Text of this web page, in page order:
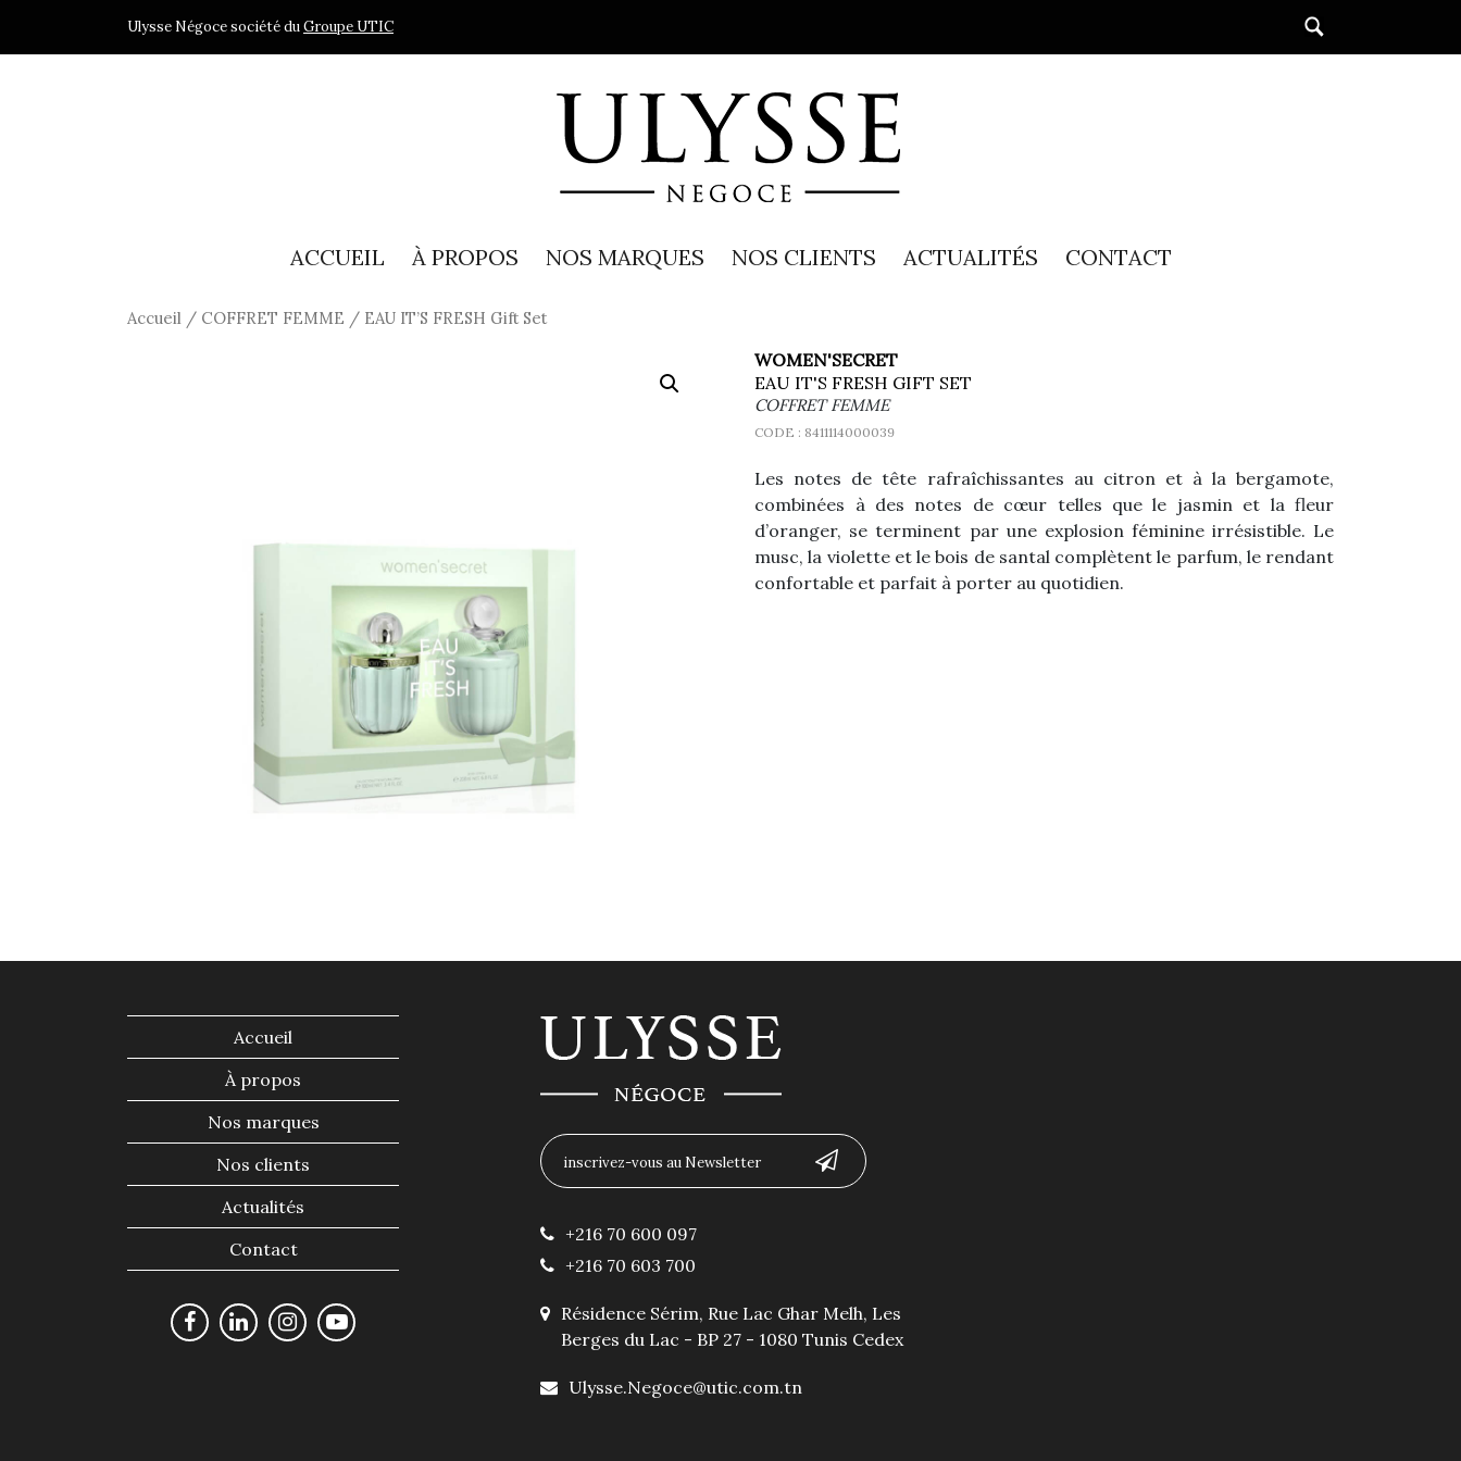
Ulysse Négoce société duGroupe UTIC
ACCUEIL À PROPOS NOS MARQUES NOS CLIENTS ACTUALITÉS CONTACT
Accueil / COFFRET FEMME / EAU IT’S FRESH Gift Set
EAU IT'S FRESH GIFT SET
CODE : 8411114000039
WOMEN'SECRET
COFFRET FEMME
Les notes de tête rafraîchissantes au citron et à la bergamote,
combinées à des notes de cœur telles que le jasmin et la fleur
d’oranger, se terminent par une explosion féminine irrésistible. Le
musc, la violette et le bois de santal complètent le parfum, le rendant
confortable et parfait à porter au quotidien.
Accueil
À propos
Nos marques
Nos clients
Actualités
Contact
+216 70 600 097
+216 70 603 700
Résidence Sérim, Rue Lac Ghar Melh, Les
Berges du Lac - BP 27 - 1080 Tunis Cedex
Ulysse.Negoce@utic.com.tn